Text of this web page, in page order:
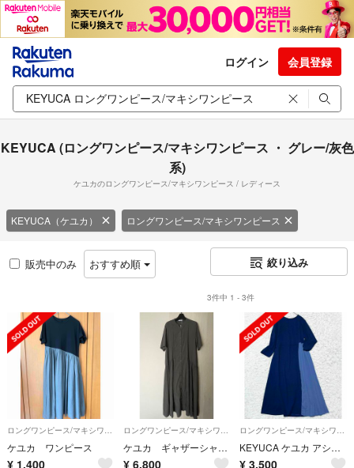
ログイン 会員登録
KEYUCA (ロングワンピース/マキシワンピース ・ グレー/灰色
系)
ケユカのロングワンピース/マキシワンピース / レディース
KEYUCA（ケユカ） ロングワンピース/マキシワンピース
販売中のみ おすすめ順 絞り込み
3件中 1 - 3件
ロングワンピース/マキシワンピース
ケユカ ワンピース
¥ 1,400
ロングワンピース/マキシワンピース
ケユカ ギャザーシャツワンピース チャコールグレー
¥ 6,800
ロングワンピース/マキシワンピース
KEYUCA ケユカ アシンメトリー フレアプリーツ ロングワンピース
¥ 3,500